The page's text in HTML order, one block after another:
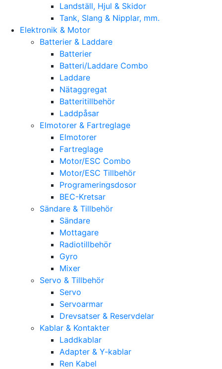
Landställ, Hjul & Skidor
Tank, Slang & Nipplar, mm.
Elektronik & Motor
Batterier & Laddare
Batterier
Batteri/Laddare Combo
Laddare
Nätaggregat
Batteritillbehör
Laddpåsar
Elmotorer & Fartreglage
Elmotorer
Fartreglage
Motor/ESC Combo
Motor/ESC Tillbehör
Programeringsdosor
BEC-Kretsar
Sändare & Tillbehör
Sändare
Mottagare
Radiotillbehör
Gyro
Mixer
Servo & Tillbehör
Servo
Servoarmar
Drevsatser & Reservdelar
Kablar & Kontakter
Laddkablar
Adapter & Y-kablar
Ren Kabel